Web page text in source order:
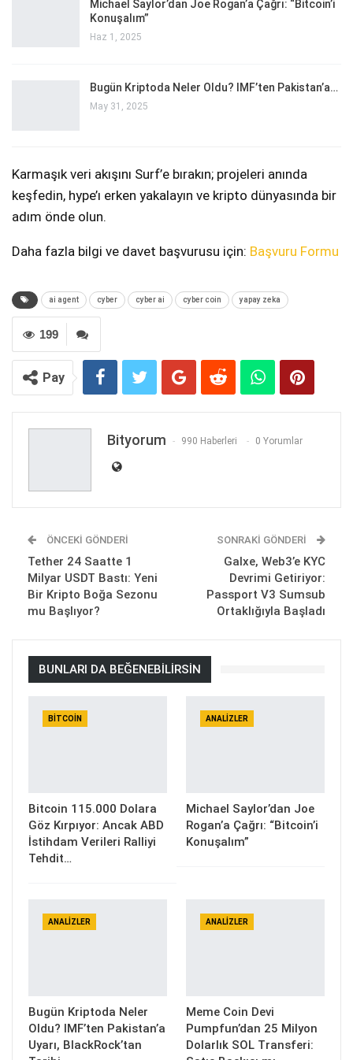
Michael Saylor’dan Joe Rogan’a Çağrı: “Bitcoin’i
Konuşalım”
Haz 1, 2025
Bugün Kriptoda Neler Oldu? IMF’ten Pakistan’a…
May 31, 2025
Karmaşık veri akışını Surf’e bırakın; projeleri anında
keşfedin, hype’ı erken yakalayın ve kripto dünyasında bir
adım önde olun.
Daha fazla bilgi ve davet başvurusu için: Başvuru Formu
ai agent cyber cyber ai cyber coin yapay zeka
199
Pay
Bityorum 990 Haberleri 0 Yorumlar
ÖNCEKI GÖNDERI
Tether 24 Saatte 1
Milyar USDT Bastı: Yeni
Bir Kripto Boğa Sezonu
mu Başlıyor?
SONRAKI GÖNDERI
Galxe, Web3’e KYC
Devrimi Getiriyor:
Passport V3 Sumsub
Ortaklığıyla Başladı
BUNLARI DA BEĞENEBILIRSIN
BITCOIN
Bitcoin 115.000 Dolara
Göz Kırpıyor: Ancak ABD
İstihdam Verileri Ralliyi
Tehdit…
ANALIZLER
Michael Saylor’dan Joe
Rogan’a Çağrı: “Bitcoin’i
Konuşalım”
ANALIZLER
Bugün Kriptoda Neler
Oldu? IMF’ten Pakistan’a
Uyarı, BlackRock’tan
ANALIZLER
Meme Coin Devi
Pumpfun’dan 25 Milyon
Dolarlık SOL Transferi: